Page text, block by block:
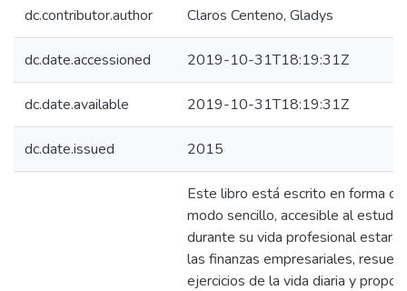
dc.contributor.author Claros Centeno, Gladys
dc.date.accessioned 2019-10-31T18:19:31Z
dc.date.available 2019-10-31T18:19:31Z
dc.date.issued 2015
Este libro está escrito en forma
modo sencillo, accesible al
durante su vida profesional estará
las finanzas empresariales,
ejercicios de la vida diaria y